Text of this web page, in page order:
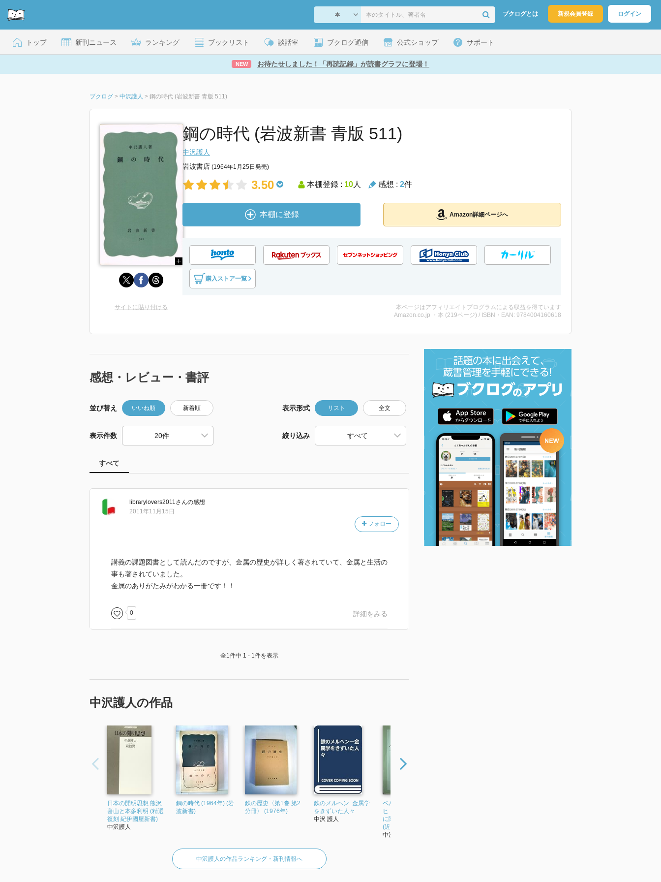
ブクログとは 新規会員登録 ログイン
トップ 新刊ニュース ランキング ブックリスト 談話室 ブクログ通信 公式ショップ サポート
NEW お待たせしました！「再読記録」が読書グラフに登場！
ブクログ > 中沢護人 > 鋼の時代 (岩波新書 青版 511)
鋼の時代 (岩波新書 青版 511)
中沢護人
岩波書店 (1964年1月25日発売)
3.50 本棚登録 : 10人 感想 : 2件
本棚に登録 Amazon詳細ページへ
購入ストア一覧
サイトに貼り付ける
本ページはアフィリエイトプログラムによる収益を得ています
Amazon.co.jp ・本 (219ページ) / ISBN・EAN: 9784004160618
感想・レビュー・書評
並び替え いいね順 新着順 表示形式 リスト 全文
表示件数 絞り込み
すべて
librarylovers2011さんの感想
フォロー
2011年11月15日
講義の課題図書として読んだのですが、金属の歴史が詳しく著されていて、金属と生活の
事も著されていました。
金属のありがたみがわかる一冊です！！
0 詳細をみる
全1件中 1 - 1件を表示
中沢護人の作品
日本の開明思想 熊沢
蕃山と本多利明 (精選
復刻 紀伊國屋新書)
中沢護人
鋼の時代 (1964年) (岩
波新書)
鉄の歴史〈第1巻 第2
分冊〉 (1976年)
鉄のメルヘン: 金属学
をきずいた人々
中沢 護人
ベルリン「水曜会」
ヒトラー暗殺未遂事件
に関与した将軍と教授
(近代文芸社新...
中沢護人
中沢護人の作品ランキング・新刊情報へ